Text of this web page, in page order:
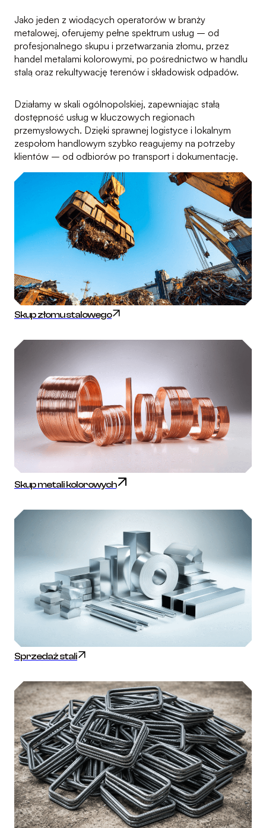
Jako jeden z wiodących operatorów w branży
metalowej, oferujemy pełne spektrum usług – od
profesjonalnego skupu i przetwarzania złomu, przez
handel metalami kolorowymi, po pośrednictwo w handlu
stalą oraz rekultywację terenów i składowisk odpadów.
Działamy w skali ogólnopolskiej, zapewniając stałą
dostępność usług w kluczowych regionach
przemysłowych. Dzięki sprawnej logistyce i lokalnym
zespołom handlowym szybko reagujemy na potrzeby
klientów – od odbiorów po transport i dokumentację.
Skup złomu stalowego
Skup metali kolorowych
Sprzedaż stali